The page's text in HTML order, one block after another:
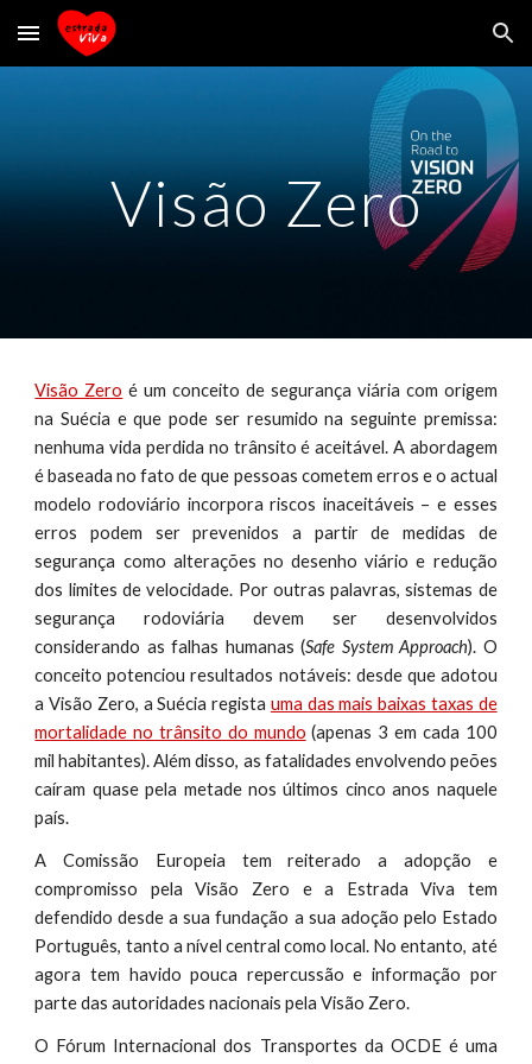
Skip to main content Skip to navigation
Visão Zero
Visão Zero é um conceito de segurança viária com origem
na Suécia e que pode ser resumido na seguinte premissa:
nenhuma vida perdida no trânsito é aceitável. A abordagem
é baseada no fato de que pessoas cometem erros e o actual
modelo rodoviário incorpora riscos inaceitáveis – e esses
erros podem ser prevenidos a partir de medidas de
segurança como alterações no desenho viário e redução
dos limites de velocidade. Por outras palavras, sistemas de
segurança rodoviária devem ser desenvolvidos
considerando as falhas humanas (Safe System Approach). O
conceito potenciou resultados notáveis: desde que adotou
a Visão Zero, a Suécia regista uma das mais baixas taxas de
mortalidade no trânsito do mundo (apenas 3 em cada 100
mil habitantes). Além disso, as fatalidades envolvendo peões
caíram quase pela metade nos últimos cinco anos naquele
país.
A Comissão Europeia tem reiterado a adopção e
compromisso pela Visão Zero e a Estrada Viva tem
defendido desde a sua fundação a sua adoção pelo Estado
Português, tanto a nível central como local. No entanto, até
agora tem havido pouca repercussão e informação por
parte das autoridades nacionais pela Visão Zero.
O Fórum Internacional dos Transportes da OCDE é uma